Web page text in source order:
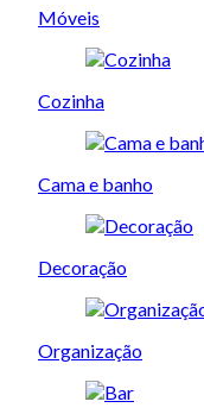
Móveis
Cozinha
Cama e banho
Decoração
Organização